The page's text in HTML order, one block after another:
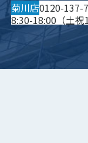
菊川店0120-137-
8:30-18:00（土